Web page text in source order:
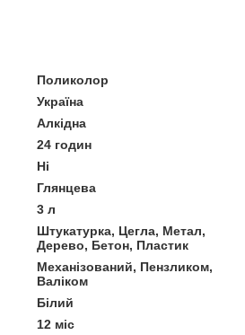
Поликолор
Україна
Алкідна
24 годин
Ні
Глянцева
3 л
Штукатурка, Цегла, Метал,
Дерево, Бетон, Пластик
Механізований, Пензликом,
Валіком
Білий
12 міс